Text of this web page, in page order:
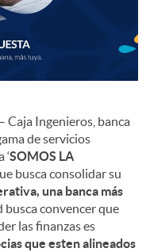
– Caja Ingenieros, banca
de servicios
‘SOMOS LA
busca consolidar su
una banca más
busca convencer que
las finanzas es
que esten alineados